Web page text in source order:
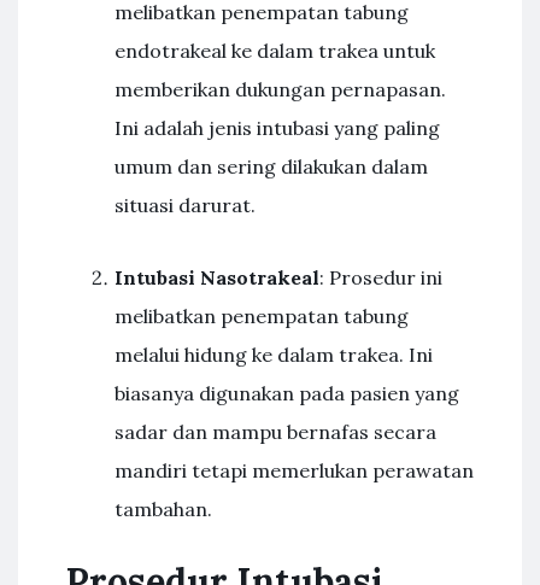
melibatkan penempatan tabung
endotrakeal ke dalam trakea untuk
memberikan dukungan pernapasan.
Ini adalah jenis intubasi yang paling
umum dan sering dilakukan dalam
situasi darurat.
Intubasi Nasotrakeal: Prosedur ini
melibatkan penempatan tabung
melalui hidung ke dalam trakea. Ini
biasanya digunakan pada pasien yang
sadar dan mampu bernafas secara
mandiri tetapi memerlukan perawatan
tambahan.